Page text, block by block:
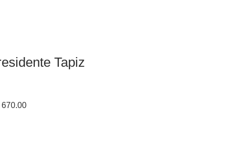
Tapiz
670.00Precio